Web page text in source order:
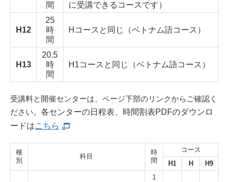
間
に受講できるコースです）
H12
25
時
間
Hコースと同じ（ベトナム語コース）
H13
20.5
時
間
H1コースと同じ（ベトナム語コース）
受講料と開催センターは、ページ下部のリンクからご確認く
ださい。 各センターの日程表、時間割表PDFのダウンロ
ードはこちら
種
別
科目
時
間
コース
H1
H H9
1